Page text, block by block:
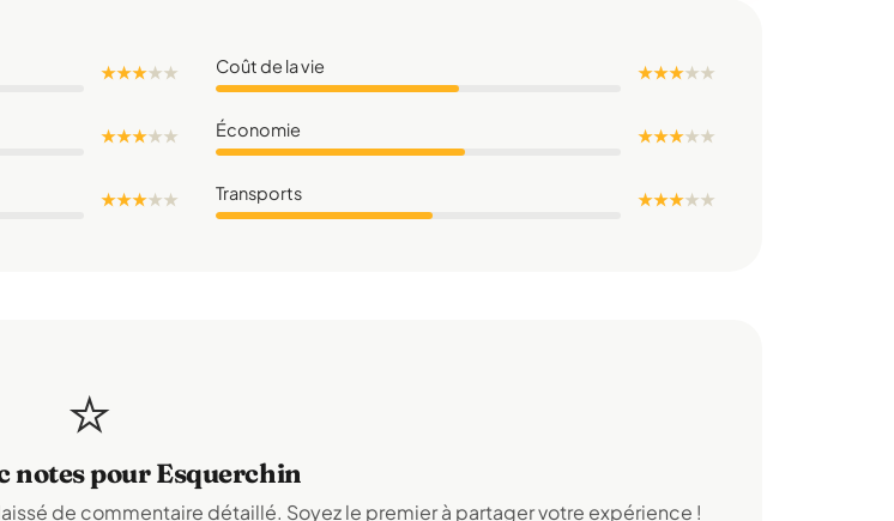
★ ★ ★★★ Coût de la vie ★ ★ ★★★
★ ★ ★★★ Économie ★ ★ ★★★
★ ★ ★★★ Transports ★ ★ ★★★
⭐
notes pour Esquerchin
de commentaire détaillé. Soyez le premier à partager votre expérience !